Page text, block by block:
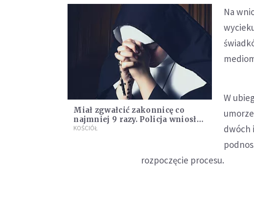
Miał zgwałcić zakonnicę co
najmniej 9 razy. Policja wniosła
akt oskarżenia biskupa
KOŚCIÓŁ
Na
W
dwóch
rozpoczęcie procesu.